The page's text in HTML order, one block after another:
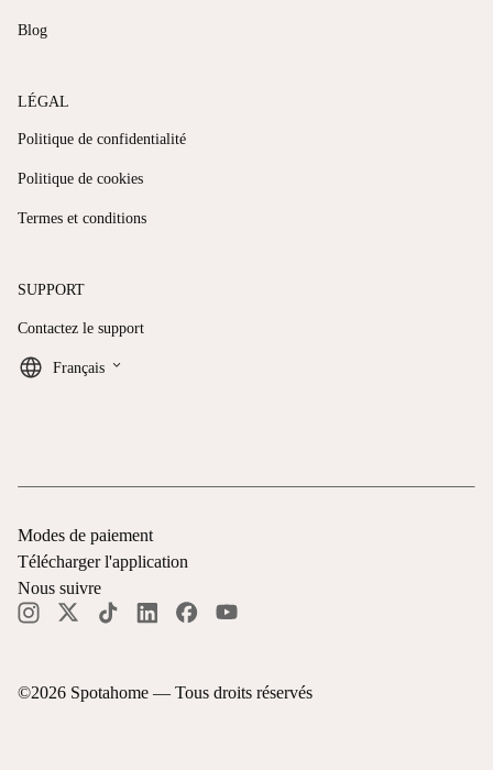
Blog
LÉGAL
Politique de confidentialité
Politique de cookies
Termes et conditions
SUPPORT
Contactez le support
Français keyboard_arrow_down
©2026 Spotahome — Tous droits réservés
Modes de paiement
Télécharger l'application
Nous suivre